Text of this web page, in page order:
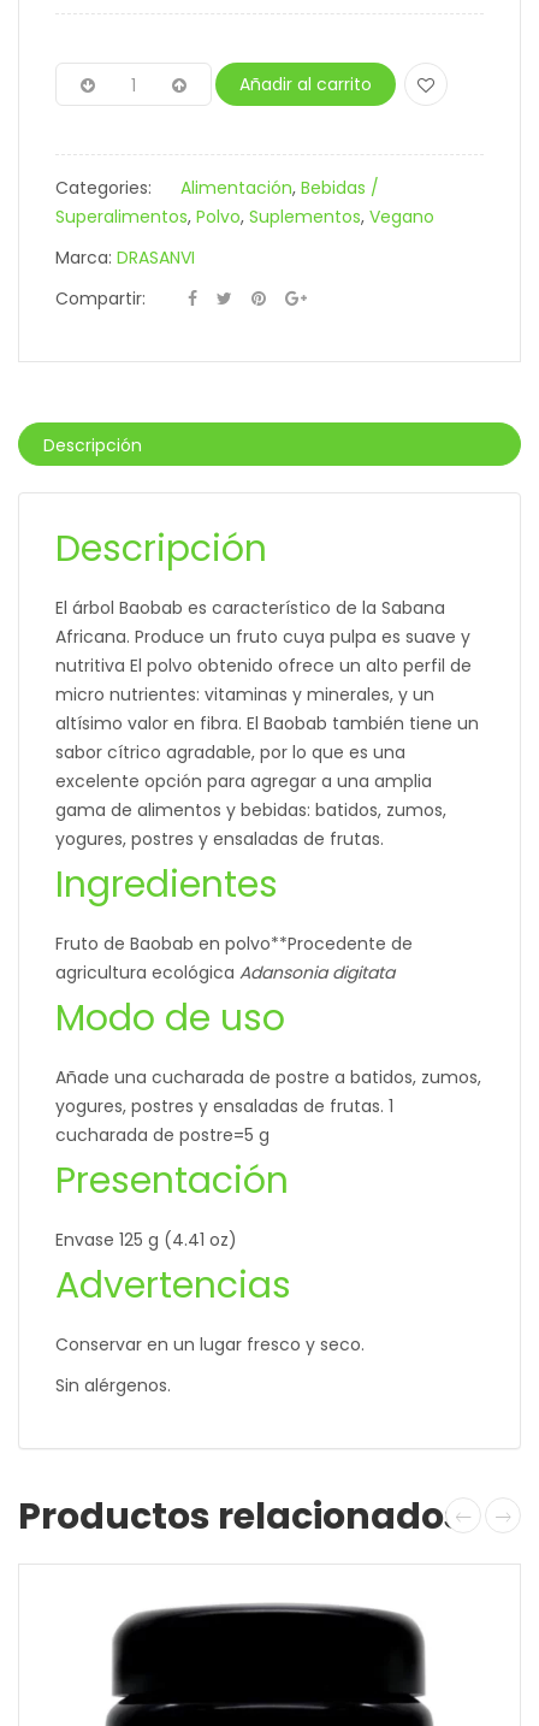
Añadir al carrito
Categories: Alimentación, Bebidas /
Superalimentos, Polvo, Suplementos, Vegano
Marca: DRASANVI
Compartir:
Descripción
Descripción
El árbol Baobab es característico de la Sabana
Africana. Produce un fruto cuya pulpa es suave y
nutritiva El polvo obtenido ofrece un alto perfil de
micro nutrientes: vitaminas y minerales, y un
altísimo valor en fibra. El Baobab también tiene un
sabor cítrico agradable, por lo que es una
excelente opción para agregar a una amplia
gama de alimentos y bebidas: batidos, zumos,
yogures, postres y ensaladas de frutas.
Ingredientes
Fruto de Baobab en polvo**Procedente de
agricultura ecológica Adansonia digitata
Modo de uso
Añade una cucharada de postre a batidos, zumos,
yogures, postres y ensaladas de frutas. 1
cucharada de postre=5 g
Presentación
Envase 125 g (4.41 oz)
Advertencias
Conservar en un lugar fresco y seco.
Sin alérgenos.
Productos relacionados